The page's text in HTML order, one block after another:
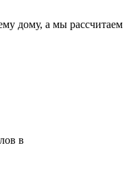
дому, а мы рассчитаем
в